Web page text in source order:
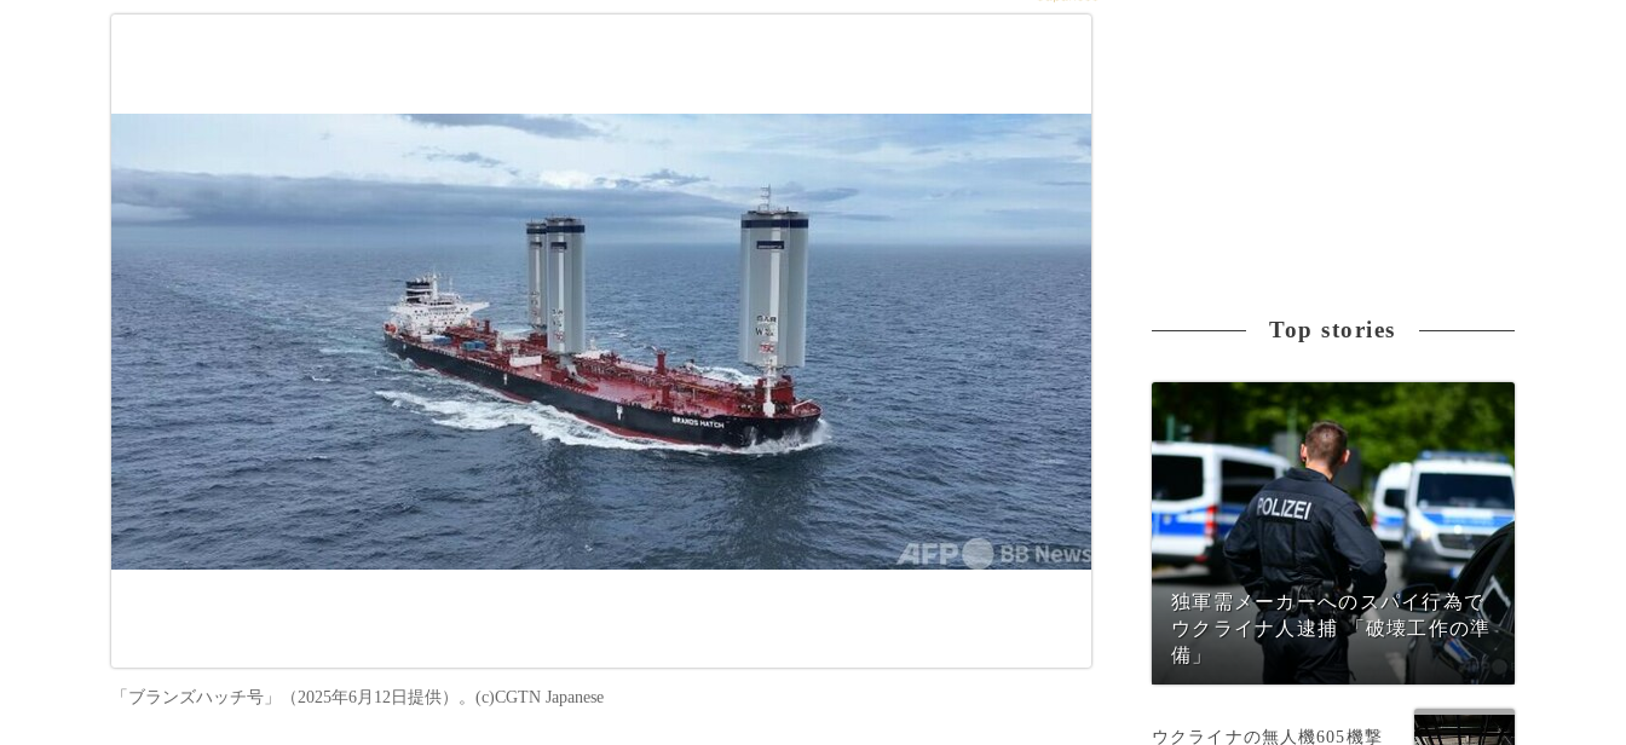
「ブランズハッチ号」（2025年6月12日提供）。(c)CGTN Japanese
Top stories
独軍需メーカーへのスパイ行為で
ウクライナ人逮捕 「破壊工作の準
備」
ウクライナの無人機605機撃